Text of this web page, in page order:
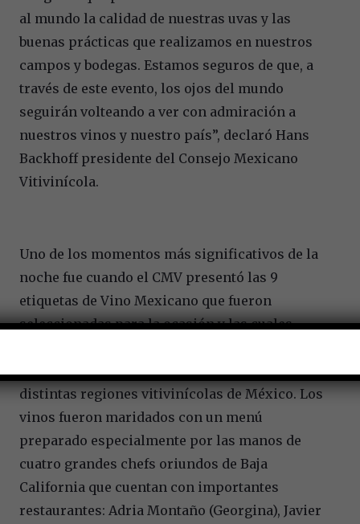
al mundo la calidad de nuestras uvas y las
buenas prácticas que realizamos en nuestros
campos y bodegas. Estamos seguros de que, a
través de este evento, los ojos del mundo
seguirán volteando a ver con admiración a
nuestros vinos y nuestro país”, declaró Hans
Backhoff presidente del Consejo Mexicano
Vitivinícola.
Uno de los momentos más significativos de la
noche fue cuando el CMV presentó las 9
etiquetas de Vino Mexicano que fueron
seleccionadas para la ocasión y las cuales
distintas regiones vitivinícolas de México. Los
vinos fueron maridados con un menú
preparado especialmente por las manos de
cuatro grandes chefs oriundos de Baja
California que cuentan con importantes
restaurantes: Adria Montaño (Georgina), Javier